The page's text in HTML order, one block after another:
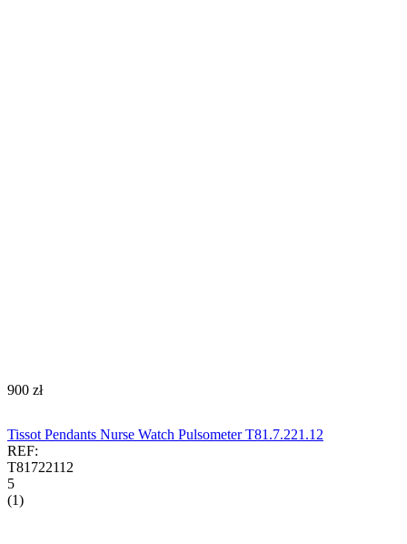
‍900‍ zł
Tissot Pendants Nurse Watch Pulsometer T81.7.221.12
REF:
T81722112
5
(1)